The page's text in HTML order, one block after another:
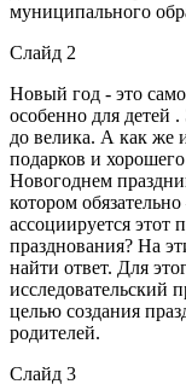
муниципального
Слайд 2
Новый год - это
особенно для детей
до велика. А как же
подарков и
Новогоднем
котором
ассоциируется этот
празднования? На
найти ответ. Для
исследовательский
целью создания
родителей.
Слайд 3